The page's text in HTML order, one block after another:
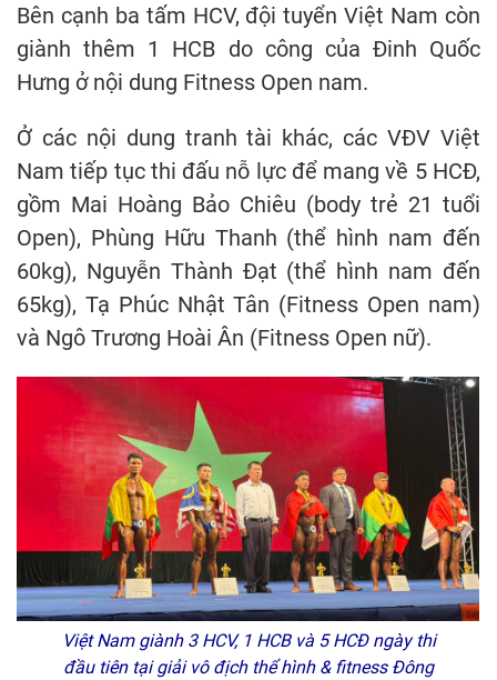
Bên cạnh ba tấm HCV, đội tuyển Việt Nam còn
giành thêm 1 HCB do công của Đinh Quốc
Hưng ở nội dung Fitness Open nam.
Ở các nội dung tranh tài khác, các VĐV Việt
Nam tiếp tục thi đấu nỗ lực để mang về 5 HCĐ,
gồm Mai Hoàng Bảo Chiêu (body trẻ 21 tuổi
Open), Phùng Hữu Thanh (thể hình nam đến
60kg), Nguyễn Thành Đạt (thể hình nam đến
65kg), Tạ Phúc Nhật Tân (Fitness Open nam)
và Ngô Trương Hoài Ân (Fitness Open nữ).
Việt Nam giành 3 HCV, 1 HCB và 5 HCĐ ngày thi
đầu tiên tại giải vô địch thể hình & fitness Đông